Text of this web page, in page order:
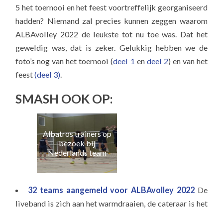
5 het toernooi en het feest voortreffelijk georganiseerd
hadden? Niemand zal precies kunnen zeggen waarom
ALBAvolley 2022 de leukste tot nu toe was. Dat het
geweldig was, dat is zeker. Gelukkig hebben we de
foto’s nog van het toernooi (deel 1 en deel 2) en van het
feest(deel 3).
SMASH OOK OP:
Albatros trainers op
bezoek bij
Nederlands team
32 teams aangemeld voor ALBAvolley 2022 De
liveband is zich aan het warmdraaien, de cateraar is het